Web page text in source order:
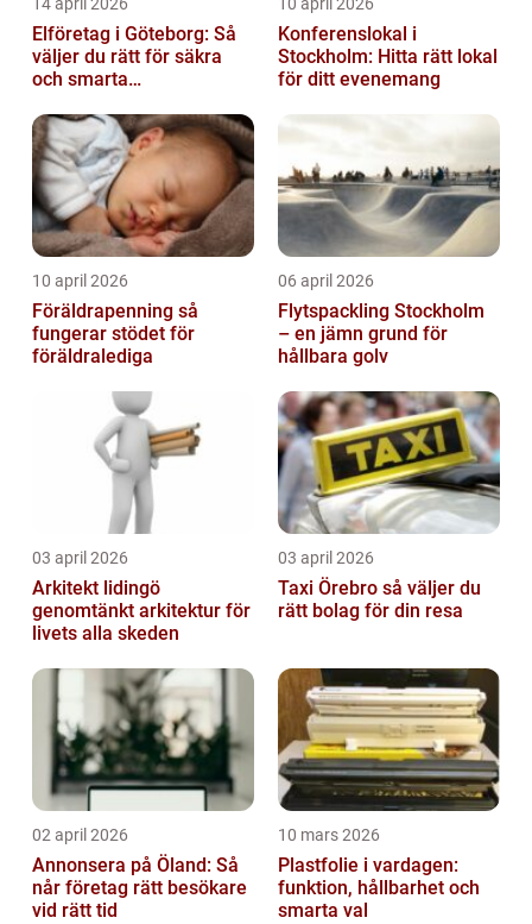
Elföretag i Göteborg: Så
väljer du rätt för säkra
och smarta
Konferenslokal i
Stockholm: Hitta rätt lokal
för ditt evenemang
10 april 2026
Föräldrapenning så
fungerar stödet för
föräldralediga
06 april 2026
Flytspackling Stockholm
– en jämn grund för
hållbara golv
03 april 2026
Arkitekt lidingö
genomtänkt arkitektur för
livets alla skeden
03 april 2026
Taxi Örebro så väljer du
rätt bolag för din resa
02 april 2026
Annonsera på Öland: Så
når företag rätt besökare
vid rätt tid
10 mars 2026
Plastfolie i vardagen:
funktion, hållbarhet och
smarta val